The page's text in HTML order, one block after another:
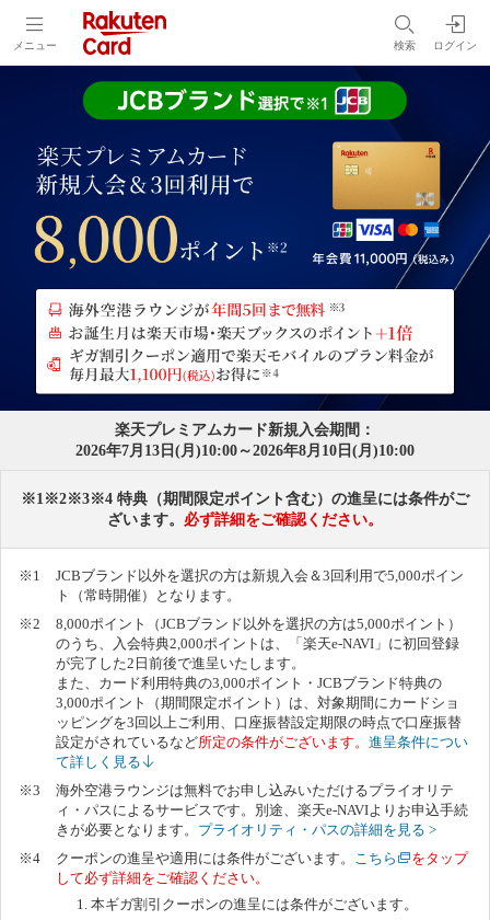
メニュー 検索 ログイン
楽天プレミアムカード新規入会期間：
2026年7月13日(月)10:00～2026年8月10日(月)10:00
※1※2※3※4 特典（期間限定ポイント含む）の進呈には条件がご
ざいます。 必ず詳細をご確認ください。
JCBブランド以外を選択の方は新規入会＆3回利用で5,000ポイン
ト（常時開催）となります。
8,000ポイント（JCBブランド以外を選択の方は5,000ポイント）
のうち、入会特典2,000ポイントは、「楽天e-NAVI」に初回登録
が完了した2日前後で進呈いたします。
また、カード利用特典の3,000ポイント・JCBブランド特典の
3,000ポイント（期間限定ポイント）は、対象期間にカードショ
ッピングを3回以上ご利用、口座振替設定期限の時点で口座振替
設定がされているなど所定の条件がございます。 進呈条件につい
て詳しく見る
海外空港ラウンジは無料でお申し込みいただけるプライオリテ
ィ・パスによるサービスです。別途、楽天e-NAVIよりお申込手続
きが必要となります。 プライオリティ・パスの詳細を見る >
クーポンの進呈や適用には条件がございます。
こちら をタップ
して必ず詳細をご確認ください。
本ギガ割引クーポンの進呈には条件がございます。